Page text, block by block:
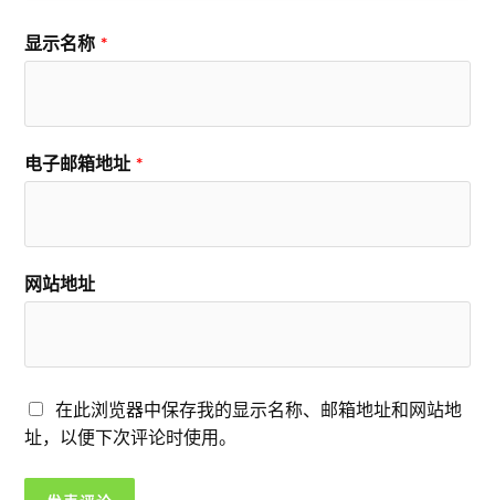
显示名称 *
电子邮箱地址 *
网站地址
在此浏览器中保存我的显示名称、邮箱地址和网站地
址，以便下次评论时使用。